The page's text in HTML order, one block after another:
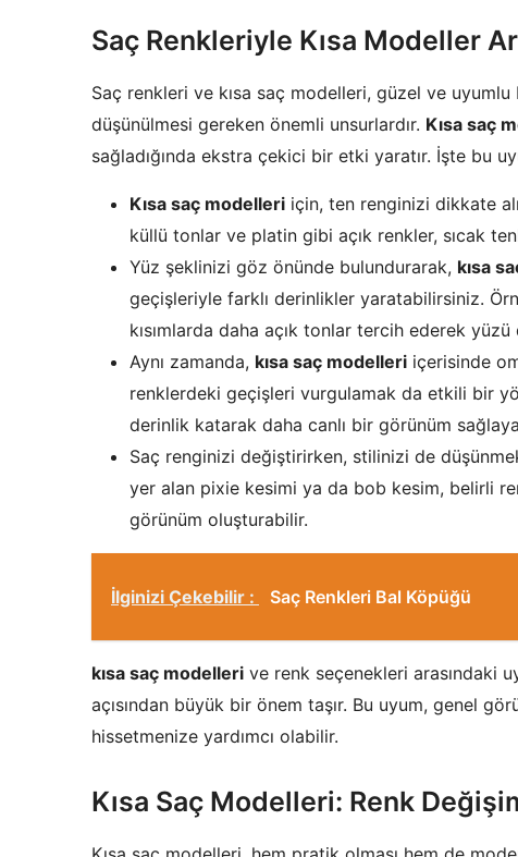
Saç Renkleriyle Kısa Modeller
Saç renkleri ve kısa saç modelleri, güzel ve
düşünülmesi gereken önemli unsurlardır. Kısa saç
sağladığında ekstra çekici bir etki yaratır. İşte bu
Kısa saç modelleri için, ten renginizi dikkate
küllü tonlar ve platin gibi açık renkler, sıcak
Yüz şeklinizi göz önünde bulundurarak, kısa
geçişleriyle farklı derinlikler yaratabilirsiniz.
kısımlarda daha açık tonlar tercih ederek
Aynı zamanda, kısa saç modelleri içerisinde
renklerdeki geçişleri vurgulamak da etkili bir
derinlik katarak daha canlı bir görünüm
Saç renginizi değiştirirken, stilinizi de
yer alan pixie kesimi ya da bob kesim, belirli
görünüm oluşturabilir.
İlginizi Çekebilir : Saç Renkleri Bal Köpüğü
kısa saç modelleri ve renk seçenekleri arasındaki
açısından büyük bir önem taşır. Bu uyum, genel
hissetmenize yardımcı olabilir.
Kısa Saç Modelleri: Renk